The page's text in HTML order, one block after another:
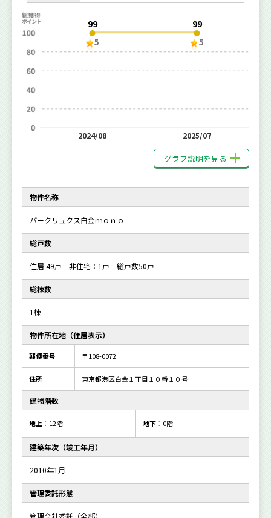
99
5
2024/08
99
5
2025/07
グラフ説明を見る
物件名称
パークリュクス白金ｍｏｎｏ
総戸数
住居:49戸 非住宅：1戸 総戸数50戸
総棟数
1棟
物件所在地（住居表示）
郵便番号 〒108-0072
住所 東京都港区白金１丁目１０番１０号
建物階数
地上 ：12階 地下：0階
建築年次（竣工年月）
2010年1月
管理委託形態